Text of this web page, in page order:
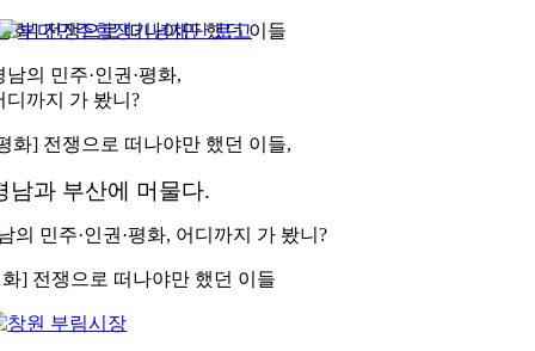
콘
츠
로
너
뛰
기
화] 전쟁으로 떠나야만 했던 이들
남의 민주·인권·평화,
디까지 가 봤니?
화] 전쟁으로 떠나야만 했던 이들,
남과 부산에 머물다.
의 민주·인권·평화, 어디까지 가 봤니?
] 전쟁으로 떠나야만 했던 이들